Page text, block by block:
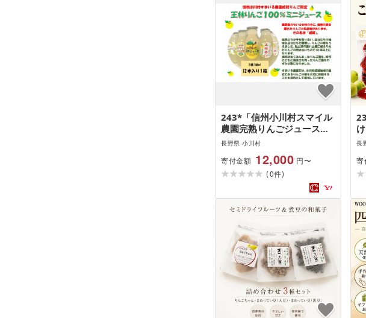
243*「信州小川村スマイル
農園完熟りんごジュース王
林」180ml×12本
長野県 小川村
寄付金額 12,000 円〜
(0件)
長
寄